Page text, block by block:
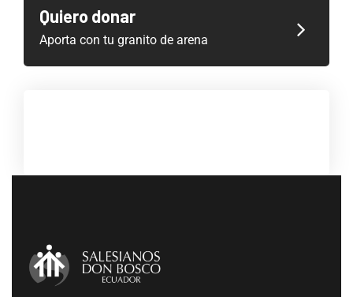
Quiero donar
Aporta con tu granito de arena